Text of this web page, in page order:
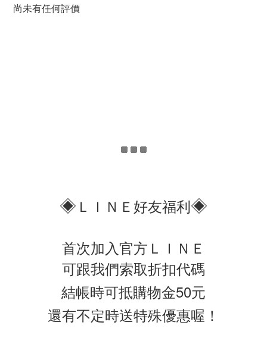
尚未有任何評價
◈ ＬＩＮＥ好友福利◈
首次加入官方ＬＩＮＥ
可跟我們索取折扣代碼
結帳時可抵購物金50元
還有不定時送特殊優惠喔！